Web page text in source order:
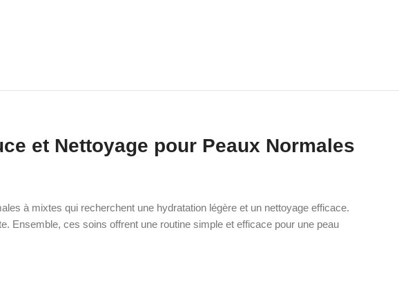
et Nettoyage pour Peaux Normales
à mixtes qui recherchent une hydratation légère et un nettoyage efficace.
Ensemble, ces soins offrent une routine simple et efficace pour une peau